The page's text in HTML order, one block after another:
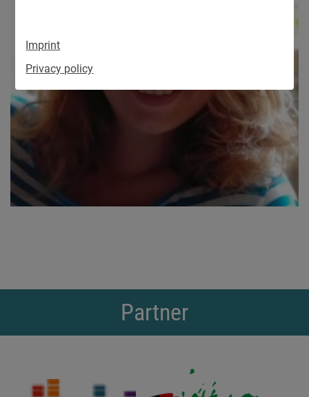
Imprint
Privacy policy
Partner